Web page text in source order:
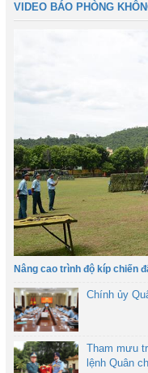
VIDEO BÁO PHÒNG
Nâng cao trình độ kíp chiến
Chính ủy
Tham mưu
lệnh Quân